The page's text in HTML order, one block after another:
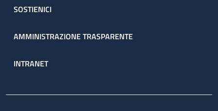
SOSTIENICI
AMMINISTRAZIONE TRASPARENTE
INTRANET